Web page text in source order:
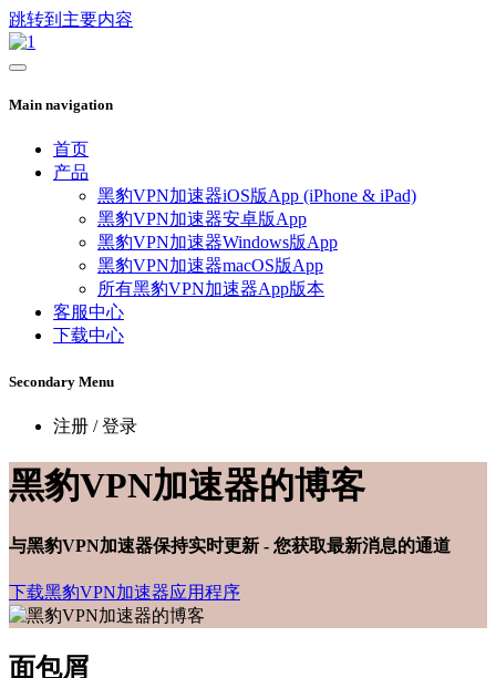
跳转到主要内容
Main navigation
首页
产品
黑豹VPN加速器iOS版App (iPhone & iPad)
黑豹VPN加速器安卓版App
黑豹VPN加速器Windows版App
黑豹VPN加速器macOS版App
所有黑豹VPN加速器App版本
客服中心
下载中心
Secondary Menu
注册 / 登录
黑豹VPN加速器的博客
与黑豹VPN加速器保持实时更新 - 您获取最新消息的通道
下载黑豹VPN加速器应用程序
面包屑